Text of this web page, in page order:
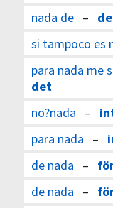
nada de–
si tampoco es
para nada me
det
no?nada –
para nada –
de nada –
de nada –